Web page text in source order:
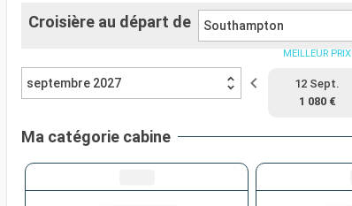
Croisière au départ de Southampton
septembre 2027
MEILLEUR PRIX
12 Sept.
1 080 €
Ma catégorie cabine